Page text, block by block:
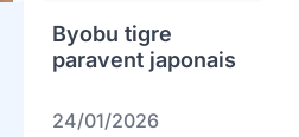
Byobu tigre
paravent japonais
24/01/2026